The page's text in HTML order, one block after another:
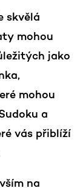
skvělá
mohou
jako
mohou
a
vás přiblíží
na